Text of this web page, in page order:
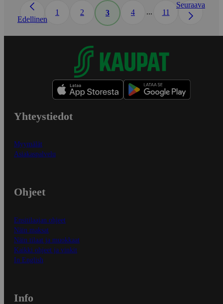
Edellinen
1 2 3 4 ... 11
Seuraava
Yhteystiedot
Myymälät
Asiakaspalvelu
Ohjeet
Ensitilaajan ohjeet
Näin maksat
Näin tilaat ja muokkaat
Kaikki ohjeet ja vinkit
In English
Info